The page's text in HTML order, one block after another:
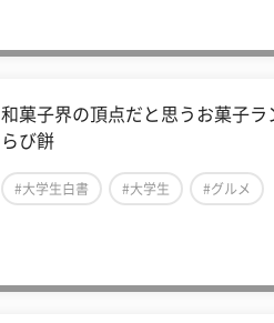
和菓子界の頂点だと思うお菓子ラ
らび餅
#大学生白書 #大学生 #グルメ